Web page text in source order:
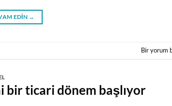
EDIN →
Bir yorum
bir ticari dönem başlıyor